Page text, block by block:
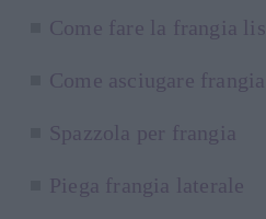
Come fare la frangia
Come asciugare
Spazzola per frangia
Piega frangia laterale